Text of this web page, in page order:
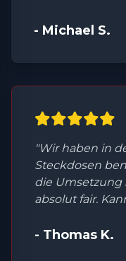
- Michael S.
"Wir haben in
Steckdosen
die Umsetzung
absolut fair.
- Thomas K.